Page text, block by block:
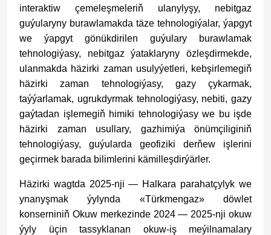
interaktiw çemeleşmeleriň ulanylyşy, nebitgaz
guýularyny burawlamakda täze tehnologiýalar, ýapgyt
we ýapgyt gönükdirilen guýulary burawlamak
tehnologiýasy, nebitgaz ýataklaryny özleşdirmekde,
ulanmakda häzirki zaman usulyýetleri, kebşirlemegiň
häzirki zaman tehnologiýasy, gazy çykarmak,
taýýarlamak, ugrukdyrmak tehnologiýasy, nebiti, gazy
gaýtadan işlemegiň himiki tehnologiýasy we bu işde
häzirki zaman usullary, gazhimiýa önümçiliginiň
tehnologiýasy, guýularda geofiziki derňew işlerini
geçirmek barada bilimlerini kämilleşdirýärler.
Häzirki wagtda 2025-nji — Halkara parahatçylyk we
ynanyşmak ýylynda «Türkmengaz» döwlet
konserniniň Okuw merkezinde 2024 — 2025-nji okuw
ýyly üçin tassyklanan okuw-iş meýilnamalary